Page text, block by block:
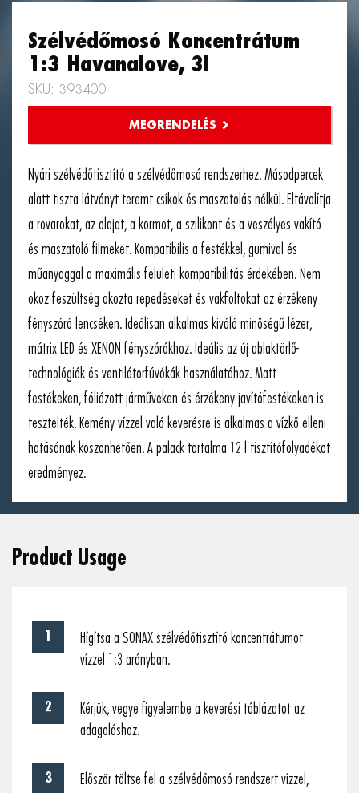
Szélvédőmosó Koncentrátum
1:3 Havanalove, 3l
SKU: 393400
Nyári szélvédőtisztító a szélvédőmosó rendszerhez. Másodpercek
alatt tiszta látványt teremt csíkok és maszatolás nélkül. Eltávolítja
a rovarokat, az olajat, a kormot, a szilikont és a veszélyes vakító
és maszatoló filmeket. Kompatibilis a festékkel, gumival és
műanyaggal a maximális felületi kompatibilitás érdekében. Nem
okoz feszültség okozta repedéseket és vakfoltokat az érzékeny
fényszóró lencséken. Ideálisan alkalmas kiváló minőségű lézer,
mátrix LED és XENON fényszórókhoz. Ideális az új ablaktörlő-
technológiák és ventilátorfúvókák használatához. Matt
festékeken, fóliázott járműveken és érzékeny javítófestékeken is
tesztelték. Kemény vízzel való keverésre is alkalmas a vízkő elleni
hatásának köszönhetően. A palack tartalma 12 l tisztítófolyadékot
eredményez.
Product Usage
Hígítsa a SONAX szélvédőtisztító koncentrátumot
vízzel 1:3 arányban.
Kérjük, vegye figyelembe a keverési táblázatot az
adagoláshoz.
Először töltse fel a szélvédőmosó rendszert vízzel,